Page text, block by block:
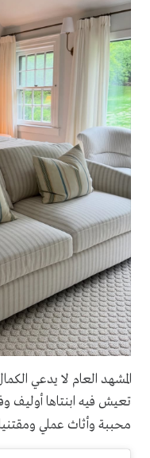
المشهد العام لا يدعي
تعيش فيه ابنتاها أوليف
محببة وأثاث عملي